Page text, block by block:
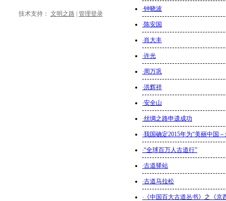
·钟晓波
·陈安国
·肖大丰
·许光
·周万巩
·洪辉祥
·安全山
·丝绸之路申遗成功
·我国确定2015年为“美丽中国
·“全球百万人古道行”
·古道驿站
·古道马拉松
· 《中国百大古道丛书》之《京
技术支持： 文明之路| 管理登录